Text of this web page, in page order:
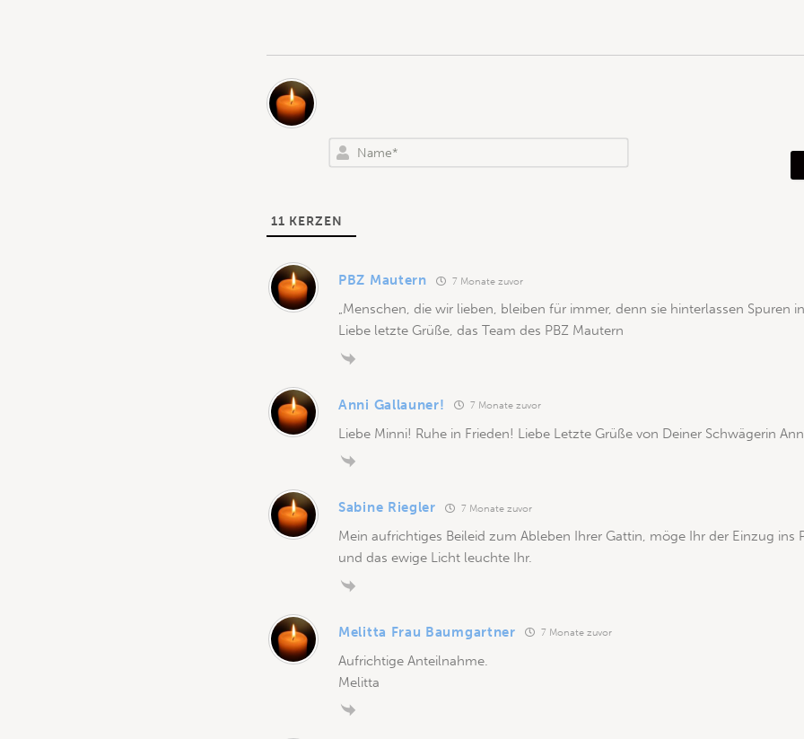
a
11 KERZEN
PBZ Mautern 7 Monate zuvor
„Menschen, die wir lieben, bleiben für immer, denn sie hinterlassen Spuren
Liebe letzte Grüße, das Team des PBZ Mautern
Anni Gallauner! 7 Monate zuvor
Liebe Minni! Ruhe in Frieden! Liebe Letzte Grüße von Deiner Schwägerin
Sabine Riegler 7 Monate zuvor
Mein aufrichtiges Beileid zum Ableben Ihrer Gattin, möge Ihr der Einzug ins
und das ewige Licht leuchte Ihr.
Melitta Frau Baumgartner 7 Monate zuvor
Aufrichtige Anteilnahme.
Melitta